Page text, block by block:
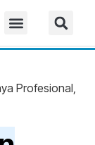
Profesional,